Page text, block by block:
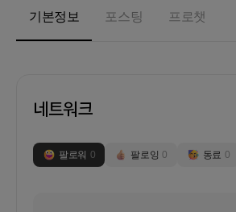
기본정보 포스팅 프로챗
네트워크
팔로워 0 팔로잉 0 동료 0